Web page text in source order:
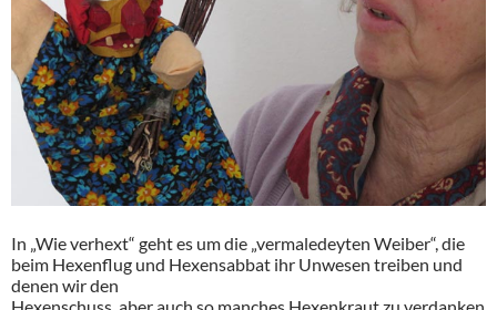
In „Wie verhext“ geht es um die „vermaledeyten Weiber“, die
beim Hexenflug und Hexensabbat ihr Unwesen treiben und
denen wir den